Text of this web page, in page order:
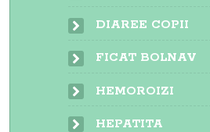
DIAREE COPII
FICAT BOLNAV
HEMOROIZI
HEPATITA